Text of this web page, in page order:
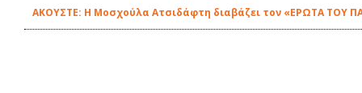
ΑΚΟΥΣΤΕ: Η Μοσχούλα Ατσιδάφτη διαβάζει τον «ΕΡΩΤΑ ΤΟΥ